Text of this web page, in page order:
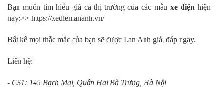
Bạn muốn tìm hiểu giá cả thị trường của các mẫuxe điện hiện
nay:>> https://xedienlananh.vn/
Bất kể mọi thắc mắc của bạn sẽ được Lan Anh giải đáp ngay.
Liên hệ:
- CS1: 145 Bạch Mai, Quận Hai Bà Trưng, Hà Nội